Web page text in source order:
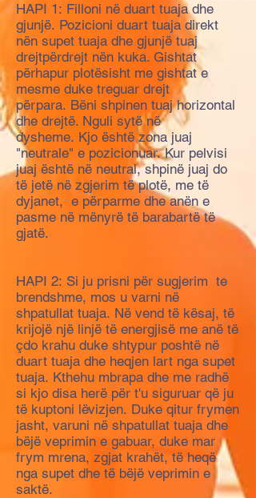
HAPI 1: Filloni në duart tuaja dhe
gjunjë. Pozicioni duart tuaja direkt
nën supet tuaja dhe gjunjë tuaj
drejtpërdrejt nën kuka. Gishtat
përhapur plotësisht me gishtat e
mesme duke treguar drejt
përpara. Bëni shpinen tuaj horizontal
dhe drejtë. Nguli sytë në
dysheme. Kjo është zona juaj
"neutrale" e pozicionuar. Kur pelvisi
juaj është në neutral, shpinë juaj do
të jetë në zgjerim të plotë, me të
dyjanet, e përparme dhe anën e
pasme në mënyrë të barabartë të
gjatë.
HAPI 2: Si ju prisni për sugjerim te
brendshme, mos u varni në
shpatullat tuaja. Në vend të kësaj, të
krijojë një linjë të energjisë me anë të
çdo krahu duke shtypur poshtë në
duart tuaja dhe heqjen lart nga supet
tuaja. Kthehu mbrapa dhe me radhë
si kjo disa herë për t'u siguruar që ju
të kuptoni lëvizjen. Duke qitur frymen
jasht, varuni në shpatullat tuaja dhe
bëjë veprimin e gabuar, duke mar
frym mrena, zgjat krahët, të heqë
nga supet dhe të bëjë veprimin e
saktë.